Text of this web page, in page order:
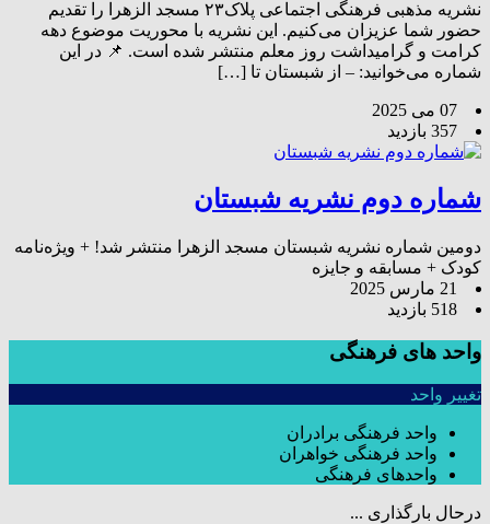
نشریه مذهبی فرهنگی اجتماعی پلاک۲۳ مسجد الزهرا را تقدیم
حضور شما عزیزان می‌کنیم. این نشریه با محوریت موضوع دهه
کرامت و گرامیداشت روز معلم منتشر شده است. 📌 در این
شماره می‌خوانید: – از شبستان تا […]
07 می 2025
357 بازدید
شماره دوم نشریه شبستان
دومین شماره نشریه شبستان مسجد الزهرا منتشر شد! + ویژه‌نامه
کودک + مسابقه و جایزه
21 مارس 2025
518 بازدید
واحد های فرهنگی
تغییر واحد
واحد فرهنگی برادران
واحد فرهنگی خواهران
واحدهای فرهنگی
درحال بارگذاری ...